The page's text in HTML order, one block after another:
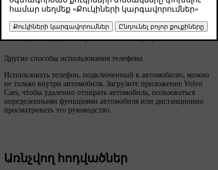
С помощью голосового управления или центрального
телефону и принимать вызовы, а также отвечать на текстовые
сообщения
, даже не прикасаясь к телефону.
Другие способы использования телефона
Использовать телефон, подключенный к автомобилю, можно
не только внутри автомобиля. Загрузите приложение Volvo
Cars, чтобы удаленно отпирать автомобиль, пользоваться
определенными функциями автомобиля или дистанционно
просматривать это руководство.
Առնչվող հոդվածներ